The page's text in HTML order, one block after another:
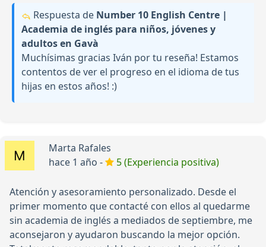
Respuesta de Number 10 English Centre |
Academia de inglés para niños, jóvenes y
adultos en Gavà
Muchísimas gracias Iván por tu reseña! Estamos
contentos de ver el progreso en el idioma de tus
hijas en estos años! :)
Marta Rafales
hace 1 año -
5 (Experiencia positiva)
Atención y asesoramiento personalizado. Desde el
primer momento que contacté con ellos al quedarme
sin academia de inglés a mediados de septiembre, me
aconsejaron y ayudaron buscando la mejor opción.